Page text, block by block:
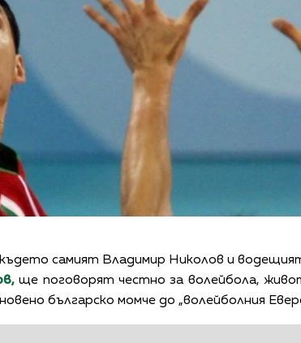
самият Владимир Николов и
ще поговорят честно за волейбола,
българско момче до „волейболния